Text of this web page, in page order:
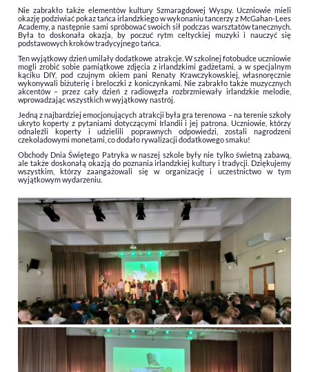
Nie zabrakło także elementów kultury Szmaragdowej Wyspy. Uczniowie mieli
okazję podziwiać pokaz tańca irlandzkiego w wykonaniu tancerzy z McGahan-Lees
Academy, a następnie sami spróbować swoich sił podczas warsztatów tanecznych.
Była to doskonała okazja, by poczuć rytm celtyckiej muzyki i nauczyć się
podstawowych kroków tradycyjnego tańca.
Ten wyjątkowy dzień umilały dodatkowe atrakcje. W szkolnej fotobudce uczniowie
mogli zrobić sobie pamiątkowe zdjęcia z irlandzkimi gadżetami, a w specjalnym
kąciku DIY, pod czujnym okiem pani Renaty Krawczykowskiej, własnoręcznie
wykonywali biżuterię i breloczki z koniczynkami. Nie zabrakło także muzycznych
akcentów – przez cały dzień z radiowęzła rozbrzmiewały irlandzkie melodie,
wprowadzając wszystkich w wyjątkowy nastrój.
Jedną z najbardziej emocjonujących atrakcji była gra terenowa – na terenie szkoły
ukryto koperty z pytaniami dotyczącymi Irlandii i jej patrona. Uczniowie, którzy
odnaleźli koperty i udzielili poprawnych odpowiedzi, zostali nagrodzeni
czekoladowymi monetami, co dodało rywalizacji dodatkowego smaku!
Obchody Dnia Świętego Patryka w naszej szkole były nie tylko świetną zabawą,
ale także doskonałą okazją do poznania irlandzkiej kultury i tradycji. Dziękujemy
wszystkim, którzy zaangażowali się w organizację i uczestnictwo w tym
wyjątkowym wydarzeniu.